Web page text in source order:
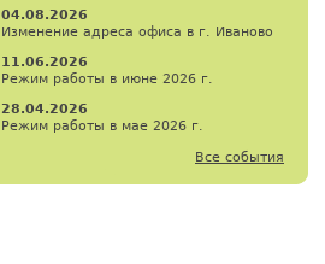
04.08.2026
Изменение адреса офиса в г. Иваново
11.06.2026
Режим работы в июне 2026 г.
28.04.2026
Режим работы в мае 2026 г.
Все события